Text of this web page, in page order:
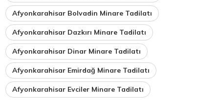
Afyonkarahisar Bolvadin Minare Tadilatı
Afyonkarahisar Dazkırı Minare Tadilatı
Afyonkarahisar Dinar Minare Tadilatı
Afyonkarahisar Emirdağ Minare Tadilatı
Afyonkarahisar Evciler Minare Tadilatı